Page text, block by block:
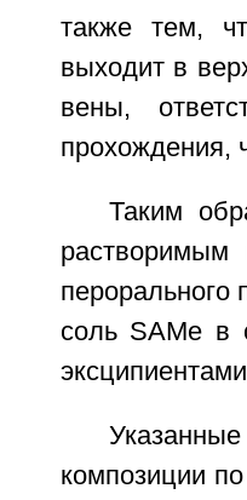
также тем,
выходит в
вены,
прохождения,
Таким
соль SAMe в
композиции